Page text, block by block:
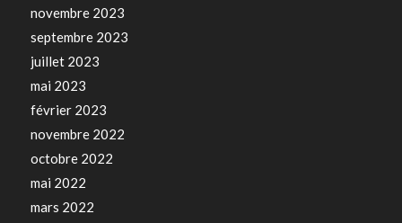
novembre 2023
septembre 2023
juillet 2023
mai 2023
février 2023
novembre 2022
octobre 2022
mai 2022
mars 2022